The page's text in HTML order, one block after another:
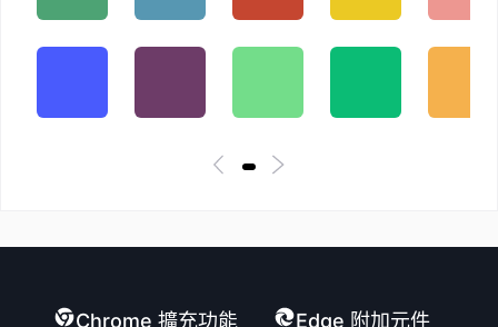
Chrome 擴充功能 Edge 附加元件